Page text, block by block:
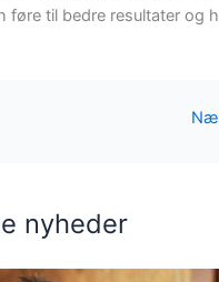
føre til bedre resultater og
nyheder